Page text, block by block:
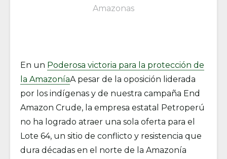
Amazonas
En un Poderosa victoria para la protección de
la AmazoníaA pesar de la oposición liderada
por los indígenas y de nuestra campaña End
Amazon Crude, la empresa estatal Petroperú
no ha logrado atraer una sola oferta para el
Lote 64, un sitio de conflicto y resistencia que
dura décadas en el norte de la Amazonía